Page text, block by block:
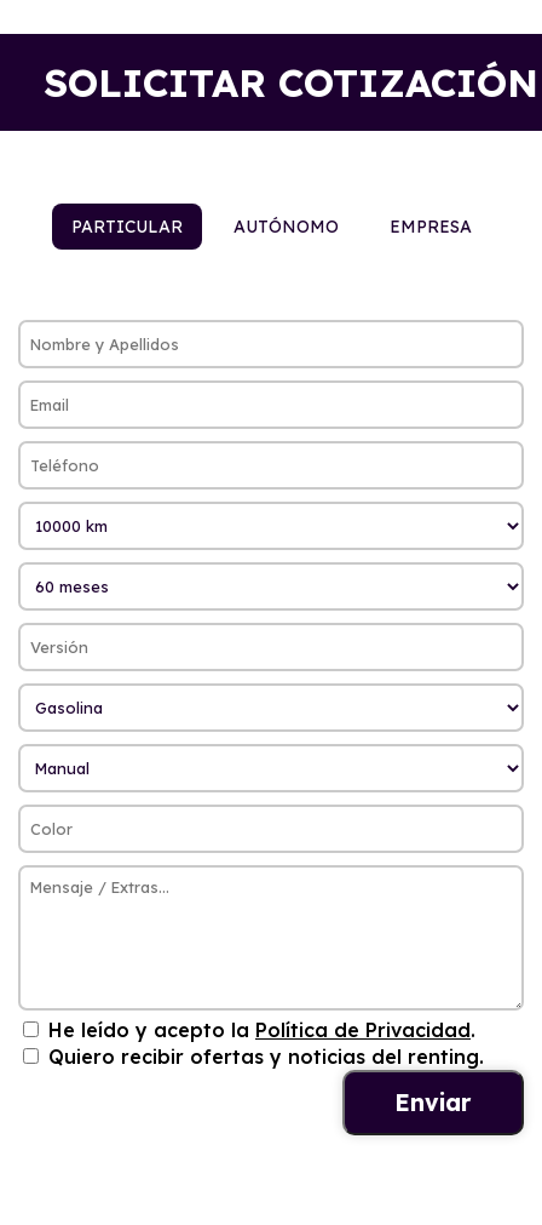
SOLICITAR COTIZACIÓN
PARTICULAR AUTÓNOMO EMPRESA
He leído y acepto la Política de Privacidad.
Quiero recibir ofertas y noticias del renting.